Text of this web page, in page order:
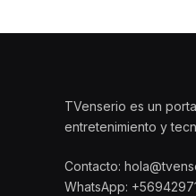
TVenserio es un
entretenimiento y
Contacto:
WhatsApp: